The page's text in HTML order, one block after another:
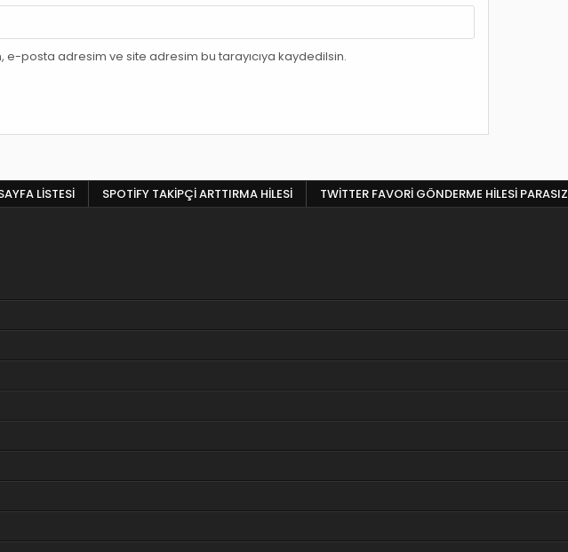
e-posta adresim ve site adresim bu tarayıcıya kaydedilsin.
LISTESI SPOTIFY TAKIPÇI ARTTIRMA HILESI TWITTER FAVORI GÖNDERME HILESI PARASIZ